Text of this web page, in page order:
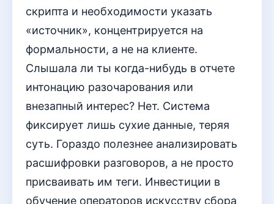
скрипта и необходимости указать
«источник», концентрируется на
формальности, а не на клиенте.
Слышала ли ты когда-нибудь в отчете
интонацию разочарования или
внезапный интерес? Нет. Система
фиксирует лишь сухие данные, теряя
суть. Гораздо полезнее анализировать
расшифровки разговоров, а не просто
присваивать им теги. Инвестиции в
обучение операторов искусству сбора